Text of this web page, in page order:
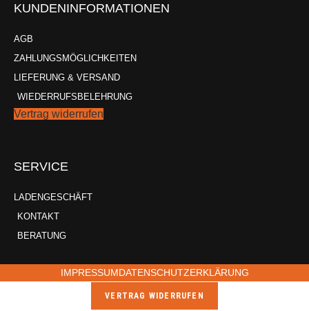
KUNDENINFORMATIONEN
AGB
ZAHLUNGSMÖGLICHKEITEN
LIEFERUNG & VERSAND
WIEDERRUFSBELEHRUNG
Vertrag widerrufen
SERVICE
LADENGESCHÄFT
KONTAKT
BERATUNG
IMPRESSUMDATENSCHUTZERKLÄRUNG
VERTRAG WIDERRUFEN